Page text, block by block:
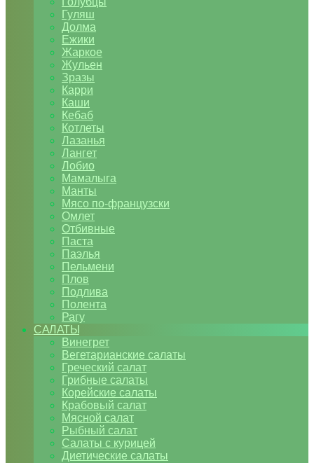
Гуляш
Долма
Ежики
Жаркое
Жульен
Зразы
Карри
Каши
Кебаб
Котлеты
Лазанья
Лангет
Лобио
Мамалыга
Манты
Мясо по-французски
Омлет
Отбивные
Паста
Паэлья
Пельмени
Плов
Подлива
Полента
Рагу
САЛАТЫ
Винегрет
Вегетарианские салаты
Греческий салат
Грибные салаты
Корейские салаты
Крабовый салат
Мясной салат
Рыбный салат
Салаты с курицей
Диетические салаты